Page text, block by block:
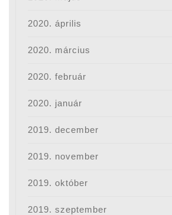
2020. április
2020. március
2020. február
2020. január
2019. december
2019. november
2019. október
2019. szeptember